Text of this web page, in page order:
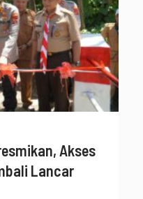
Akses
Lancar